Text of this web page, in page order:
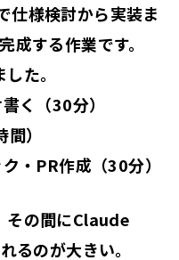
仕様検討から実装ま
成する作業です。
た。
く（30分）
）
・PR作成（30分）
その間にClaude
るのが大きい。